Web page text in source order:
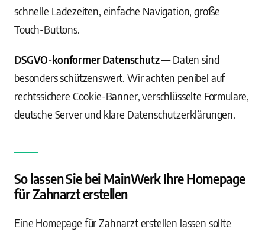
schnelle Ladezeiten, einfache Navigation, große
Touch-Buttons.
DSGVO-konformer Datenschutz— Daten sind
besonders schützenswert. Wir achten penibel auf
rechtssichere Cookie-Banner, verschlüsselte Formulare,
deutsche Server und klare Datenschutzerklärungen.
So lassen Sie bei MainWerk Ihre Homepage
für Zahnarzt erstellen
Eine Homepage für Zahnarzt erstellen lassen sollte